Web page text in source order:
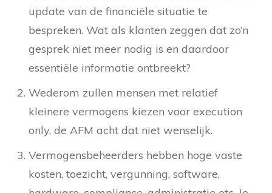
update van de financiële situatie te
bespreken. Wat als klanten zeggen dat zo’n
gesprek niet meer nodig is en daardoor
essentiële informatie ontbreekt?
Wederom zullen mensen met relatief
kleinere vermogens kiezen voor execution
only, de AFM acht dat niet wenselijk.
Vermogensbeheerders hebben hoge vaste
kosten, toezicht, vergunning, software,